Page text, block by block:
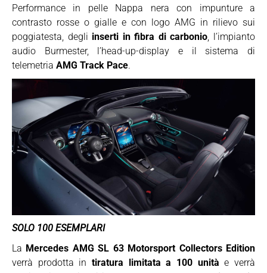
Performance in pelle Nappa nera con impunture a
contrasto rosse o gialle e con logo AMG in rilievo sui
poggiatesta, degli inserti in fibra di carbonio , l’impianto
audio Burmester, l’head-up-display e il sistema di
telemetria AMG Track Pace.
SOLO 100 ESEMPLARI
La Mercedes AMG SL 63 Motorsport Collectors Edition
verrà prodotta in tiratura limitata a 100 unità e verrà